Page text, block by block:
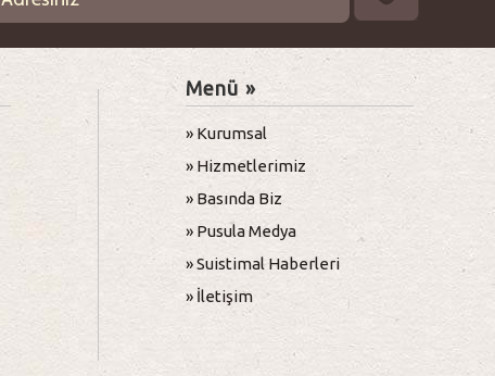
Menü »
» Kurumsal
» Hizmetlerimiz
» Basında Biz
» Pusula Medya
» Suistimal Haberleri
» İletişim